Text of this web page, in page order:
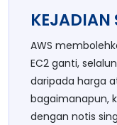
KEJADIAN
AWS
EC2 ganti,
daripada harga
bagaimanapun,
dengan notis